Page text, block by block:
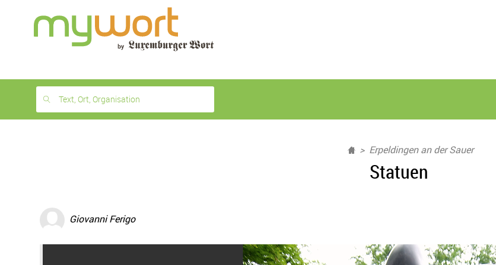
month
free
Text, Ort, Organisation
Erpeldingen an der Sauer
Statuen
Giovanni Ferigo